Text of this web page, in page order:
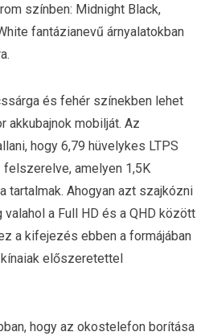
színben: Midnight Black,
fantázianevű árnyalatokban
és fehér színekben lehet
akkubajnok mobilját. Az
hogy 6,79 hüvelykes LTPS
amelyen 1,5K
tartalmak. Ahogyan azt szajkózni
a Full HD és a QHD között
a kifejezés ebben a formájában
előszeretettel
hogy az okostelefon borítása